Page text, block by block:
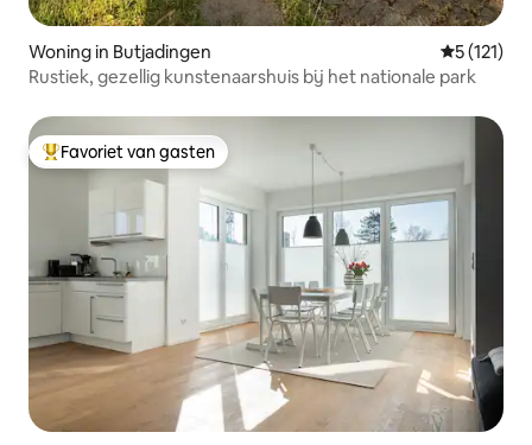
Woning in Butjadingen
5 (121)
Rustiek, gezellig kunstenaarshuis bij het nationale park
Topfavoriet van gasten
Favoriet van gasten